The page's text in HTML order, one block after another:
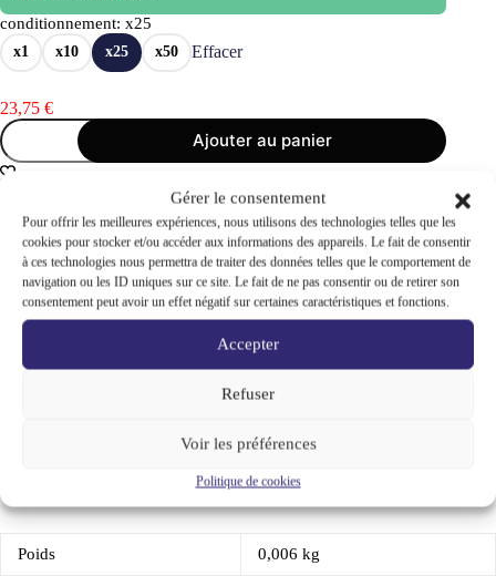
Gérer le consentement
Pour offrir les meilleures expériences, nous utilisons des technologies telles que les
cookies pour stocker et/ou accéder aux informations des appareils. Le fait de consentir
à ces technologies nous permettra de traiter des données telles que le comportement de
navigation ou les ID uniques sur ce site. Le fait de ne pas consentir ou de retirer son
consentement peut avoir un effet négatif sur certaines caractéristiques et fonctions.
Accepter
Refuser
Voir les préférences
Politique de cookies
conditionnement: x25
x1 x10 x25 x50 Effacer
23,75 €
quantité
de
Papier
RIZLA
Noir
longue
x32
feuilles
tabac
Ajouter au panier
NPH2563950976 Catégories :Boutique fumeurs
Feuille à rouler : votre papier à rouler slim et regular,Feuilles
Slim Marque :Rizla
Poids 0,006 kg